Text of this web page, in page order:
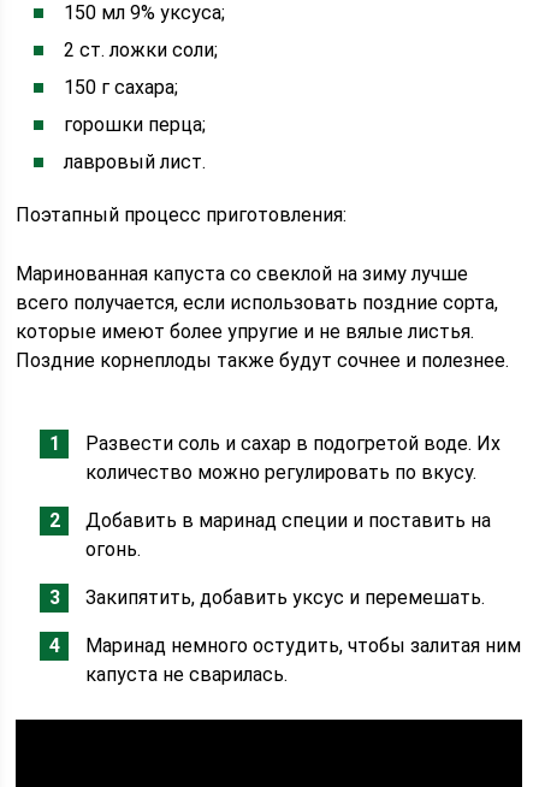
150 мл 9% уксуса;
2 ст. ложки соли;
150 г сахара;
горошки перца;
лавровый лист.
Поэтапный процесс приготовления:
Маринованная капуста со свеклой на зиму лучше
всего получается, если использовать поздние сорта,
которые имеют более упругие и не вялые листья.
Поздние корнеплоды также будут сочнее и полезнее.
Развести соль и сахар в подогретой воде. Их
количество можно регулировать по вкусу.
Добавить в маринад специи и поставить на
огонь.
Закипятить, добавить уксус и перемешать.
Маринад немного остудить, чтобы залитая ним
капуста не сварилась.